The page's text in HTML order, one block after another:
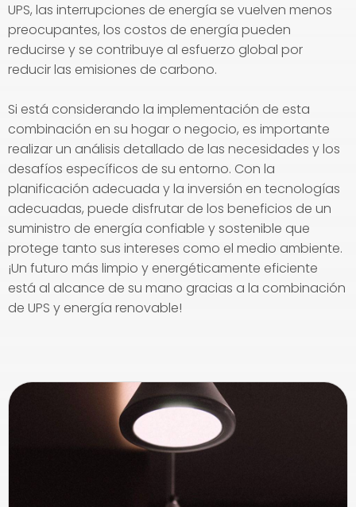
UPS, las interrupciones de energía se vuelven menos
preocupantes, los costos de energía pueden
reducirse y se contribuye al esfuerzo global por
reducir las emisiones de carbono.
Si está considerando la implementación de esta
combinación en su hogar o negocio, es importante
realizar un análisis detallado de las necesidades y los
desafíos específicos de su entorno. Con la
planificación adecuada y la inversión en tecnologías
adecuadas, puede disfrutar de los beneficios de un
suministro de energía confiable y sostenible que
protege tanto sus intereses como el medio ambiente.
¡Un futuro más limpio y energéticamente eficiente
está al alcance de su mano gracias a la combinación
de UPS y energía renovable!